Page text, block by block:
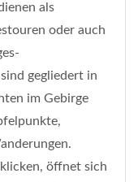
als
oder auch
gegliedert in
im Gebirge
öffnet sich